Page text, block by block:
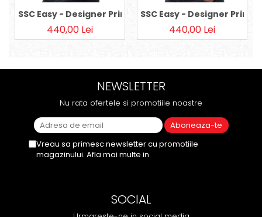
SSC Easy - Designer Print - Roz Balloons, Baby
440,00 Lei
SSC Easy - Designer Print
440,00 Lei
NEWSLETTER
Nu rata ofertele si promotiile noastre
Vreau sa primesc newsletter cu promotiile
magazinului. Afla mai multe in
SOCIAL